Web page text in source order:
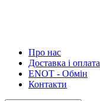
Про нас
Доставка і оплата
ENOT - Обмін
Контакти